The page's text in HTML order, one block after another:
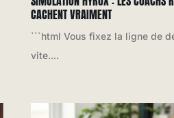
CACHENT VRAIMENT
```html Vous fixez la ligne de
vite....